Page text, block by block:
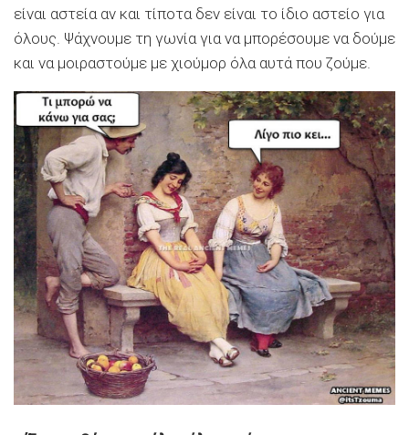
είναι αστεία αν και τίποτα δεν είναι το ίδιο αστείο για
όλους. Ψάχνουμε τη γωνία για να μπορέσουμε να δούμε
και να μοιραστούμε με χιούμορ όλα αυτά που ζούμε.